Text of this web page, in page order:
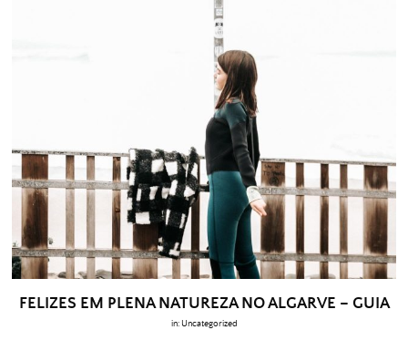
FELIZES EM PLENA NATUREZA NO ALGARVE – GUIA
in: Uncategorized